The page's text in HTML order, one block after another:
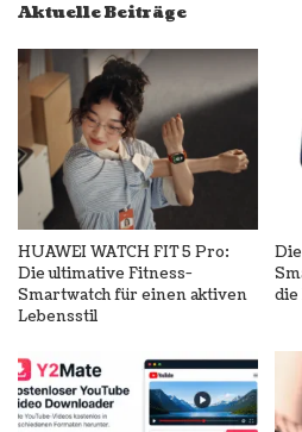
Aktuelle Beiträge
HUAWEI WATCH FIT 5 Pro:
Die ultimative Fitness-
Smartwatch für einen aktiven
Lebensstil
die